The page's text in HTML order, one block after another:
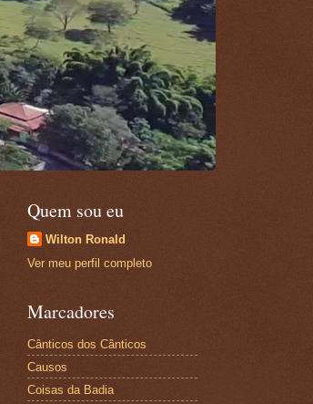
Quem sou eu
Wilton Ronald
Ver meu perfil completo
Marcadores
Cânticos dos Cânticos
Causos
Coisas da Badia